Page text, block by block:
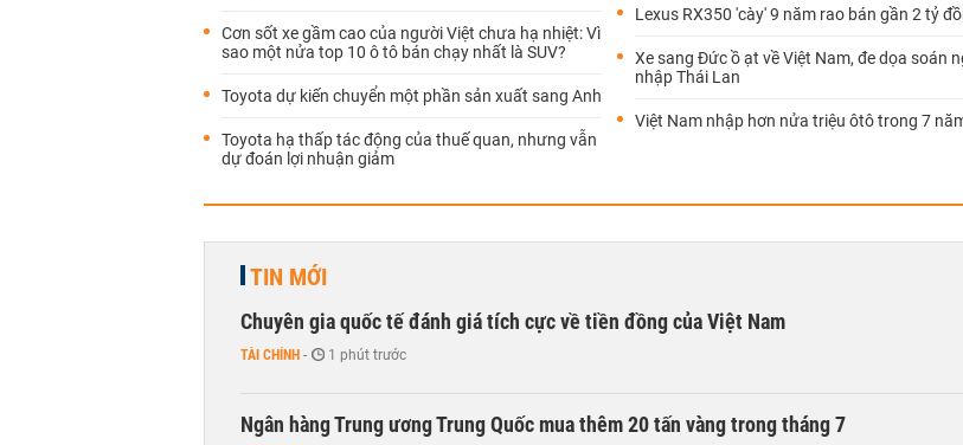
Cơn sốt xe gầm cao của người Việt chưa hạ nhiệt: Vì
sao một nửa top 10 ô tô bán chạy nhất là SUV?
Toyota dự kiến chuyển một phần sản xuất sang Anh
Toyota hạ thấp tác động của thuế quan, nhưng vẫn
dự đoán lợi nhuận giảm
Lexus RX350 'cày' 9 năm rao bán gần 2 tỷ
Xe sang Đức ồ ạt về Việt Nam, đe dọa soán
nhập Thái Lan
Việt Nam nhập hơn nửa triệu ôtô trong 7
TIN MỚI
Chuyên gia quốc tế đánh giá tích cực về tiền đồng của Việt Nam
TÀI CHÍNH - 1 phút trước
Ngân hàng Trung ương Trung Quốc mua thêm 20 tấn vàng trong tháng 7